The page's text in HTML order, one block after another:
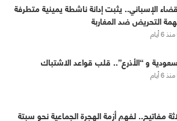
الإسباني.. يثبت إدانة ناشطة يمينية متطرفة
التحريض ضد المغاربة
منذ 6 أيام
و “الأذرع”.. قلب قواعد الاشتباك
منذ 6 أيام
مفاتيح.. لفهم أزمة الهجرة الجماعية نحو سبتة